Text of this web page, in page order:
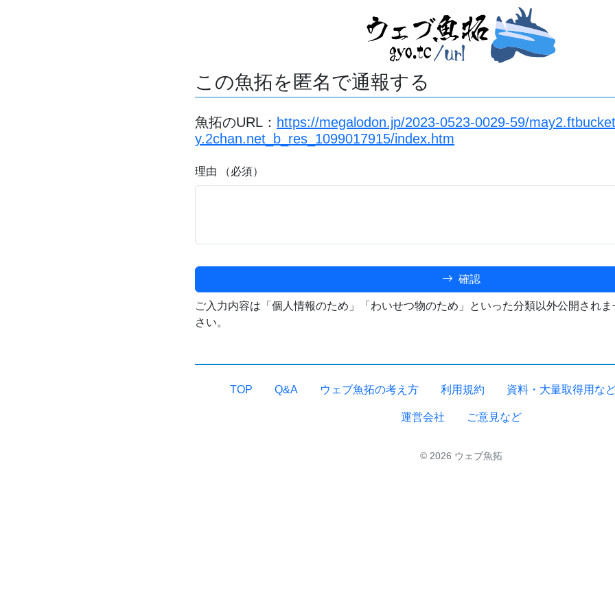
この魚拓を匿名で通報する
魚拓のURL： https://megalodon.jp/2023-0523-0029-59/
y.2chan.net_b_res_1099017915/index.htm
理由 （必須）
確認
ご入力内容は「個人情報のため」「わいせつ物のため」といった分類以外公開され
さい。
TOP Q&A ウェブ魚拓の考え方 利用規約 資料・大量取得用な
運営会社 ご意見など
© 2026 ウェブ魚拓